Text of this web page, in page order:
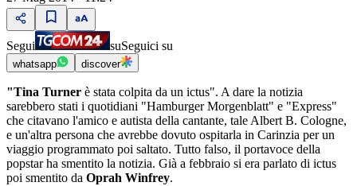
Segui suSeguici su
whatsapp discover
"Tina Turner è stata colpita da un ictus". A dare la notizia
sarebbero stati i quotidiani "Hamburger Morgenblatt" e "Express"
che citavano l'amico e autista della cantante, tale Albert B. Cologne,
e un'altra persona che avrebbe dovuto ospitarla in Carinzia per un
viaggio programmato poi saltato. Tutto falso, il portavoce della
popstar ha smentito la notizia. Già a febbraio si era parlato di ictus
poi smentito da Oprah Winfrey.